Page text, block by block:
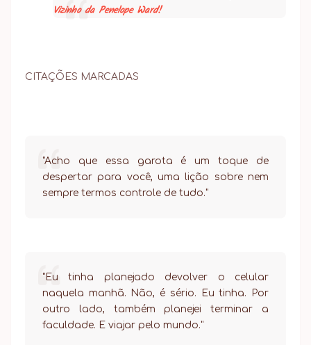
Vizinho da Penelope Ward!
CITAÇÕES MARCADAS
"Acho que essa garota é um toque de
despertar para você, uma lição sobre nem
sempre termos controle de tudo."
"Eu tinha planejado devolver o celular
naquela manhã. Não, é sério. Eu tinha. Por
outro lado, também planejei terminar a
faculdade. E viajar pelo mundo."